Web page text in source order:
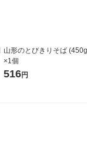
山形のとびきりそば
×1個
516円